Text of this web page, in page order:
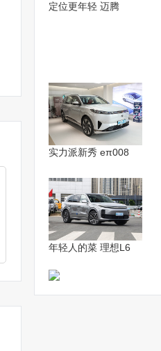
定位更年轻 迈腾
实力派新秀 eπ008
年轻人的菜 理想L6